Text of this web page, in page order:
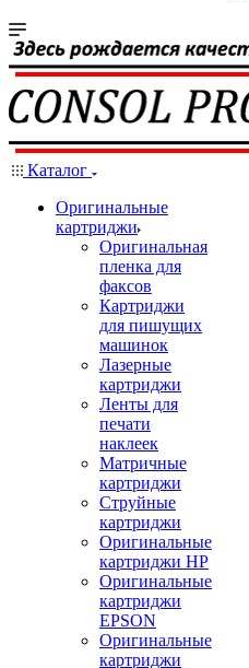
Каталог
Оригинальные
картриджи
Оригинальная
пленка для
факсов
Картриджи
для пишущих
машинок
Лазерные
картриджи
Ленты для
печати
наклеек
Матричные
картриджи
Струйные
картриджи
Оригинальные
картриджи HP
Оригинальные
картриджи
EPSON
Оригинальные
картриджи